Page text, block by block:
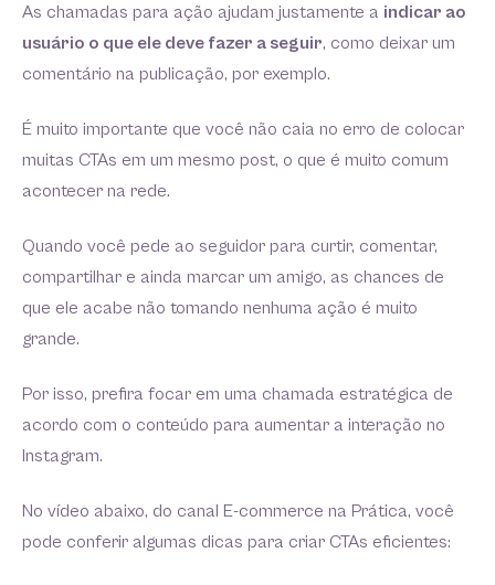
As chamadas para ação ajudam justamente a indicar ao
usuário o que ele deve fazer a seguir, como deixar um
comentário na publicação, por exemplo.
É muito importante que você não caia no erro de colocar
muitas CTAs em um mesmo post, o que é muito comum
acontecer na rede.
Quando você pede ao seguidor para curtir, comentar,
compartilhar e ainda marcar um amigo, as chances de
que ele acabe não tomando nenhuma ação é muito
grande.
Por isso, prefira focar em uma chamada estratégica de
acordo com o conteúdo para aumentar a interação no
Instagram.
No vídeo abaixo, do canal E-commerce na Prática, você
pode conferir algumas dicas para criar CTAs eficientes: